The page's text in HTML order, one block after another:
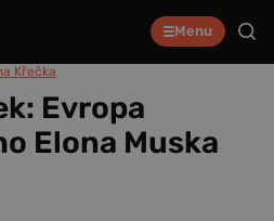
Menu
Křečka
Evropa
Elona Muska